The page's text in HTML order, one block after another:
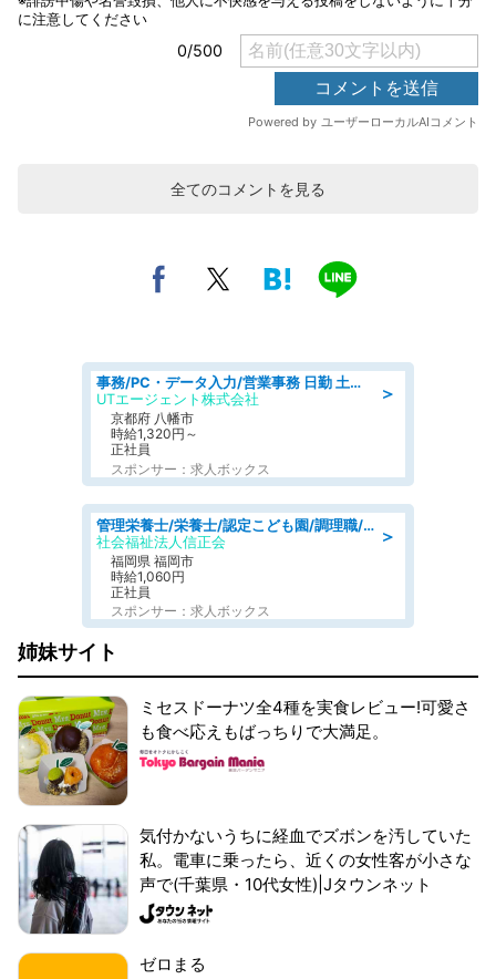
全てのコメントを見る
＞
事務/PC・データ入力/営業事務 日勤 土日祝休み オフィス家具の会社で一般事務
UTエージェント株式会社
京都府 八幡市
時給1,320円～
正社員
スポンサー：求人ボックス
＞
管理栄養士/栄養士/認定こども園/調理職/認定こども園/週3日～相談可能
社会福祉法人信正会
福岡県 福岡市
時給1,060円
正社員
スポンサー：求人ボックス
姉妹サイト
ミセスドーナツ全4種を実食レビュー!可愛さ
も食べ応えもばっちりで大満足。
気付かないうちに経血でズボンを汚していた
私。電車に乗ったら、近くの女性客が小さな
声で(千葉県・10代女性)|Jタウンネット
ゼロまる